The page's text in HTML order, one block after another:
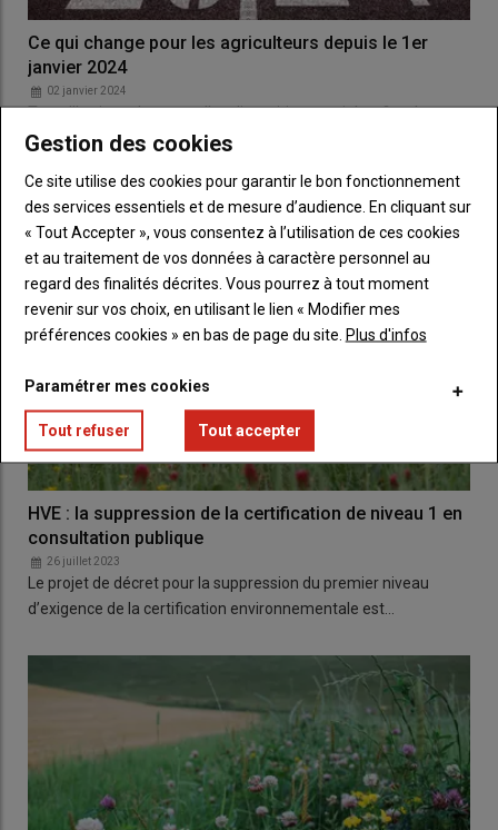
Ce qui change pour les agriculteurs depuis le 1er
janvier 2024
02 janvier 2024
Tour d’horizon des nouvelles dispositions sociales, fiscales et
nouveaux règlements qui vont s’imposer aux…
HVE : la suppression de la certification de niveau 1 en
consultation publique
26 juillet 2023
Le projet de décret pour la suppression du premier niveau
d’exigence de la certification environnementale est…
Gestion des cookies
Ce site utilise des cookies pour garantir le bon fonctionnement
des services essentiels et de mesure d’audience. En cliquant sur
« Tout Accepter », vous consentez à l’utilisation de ces cookies
et au traitement de vos données à caractère personnel au
regard des finalités décrites. Vous pourrez à tout moment
revenir sur vos choix, en utilisant le lien « Modifier mes
préférences cookies » en bas de page du site. Plus d'infos
Paramétrer mes cookies
Tout refuser Tout accepter